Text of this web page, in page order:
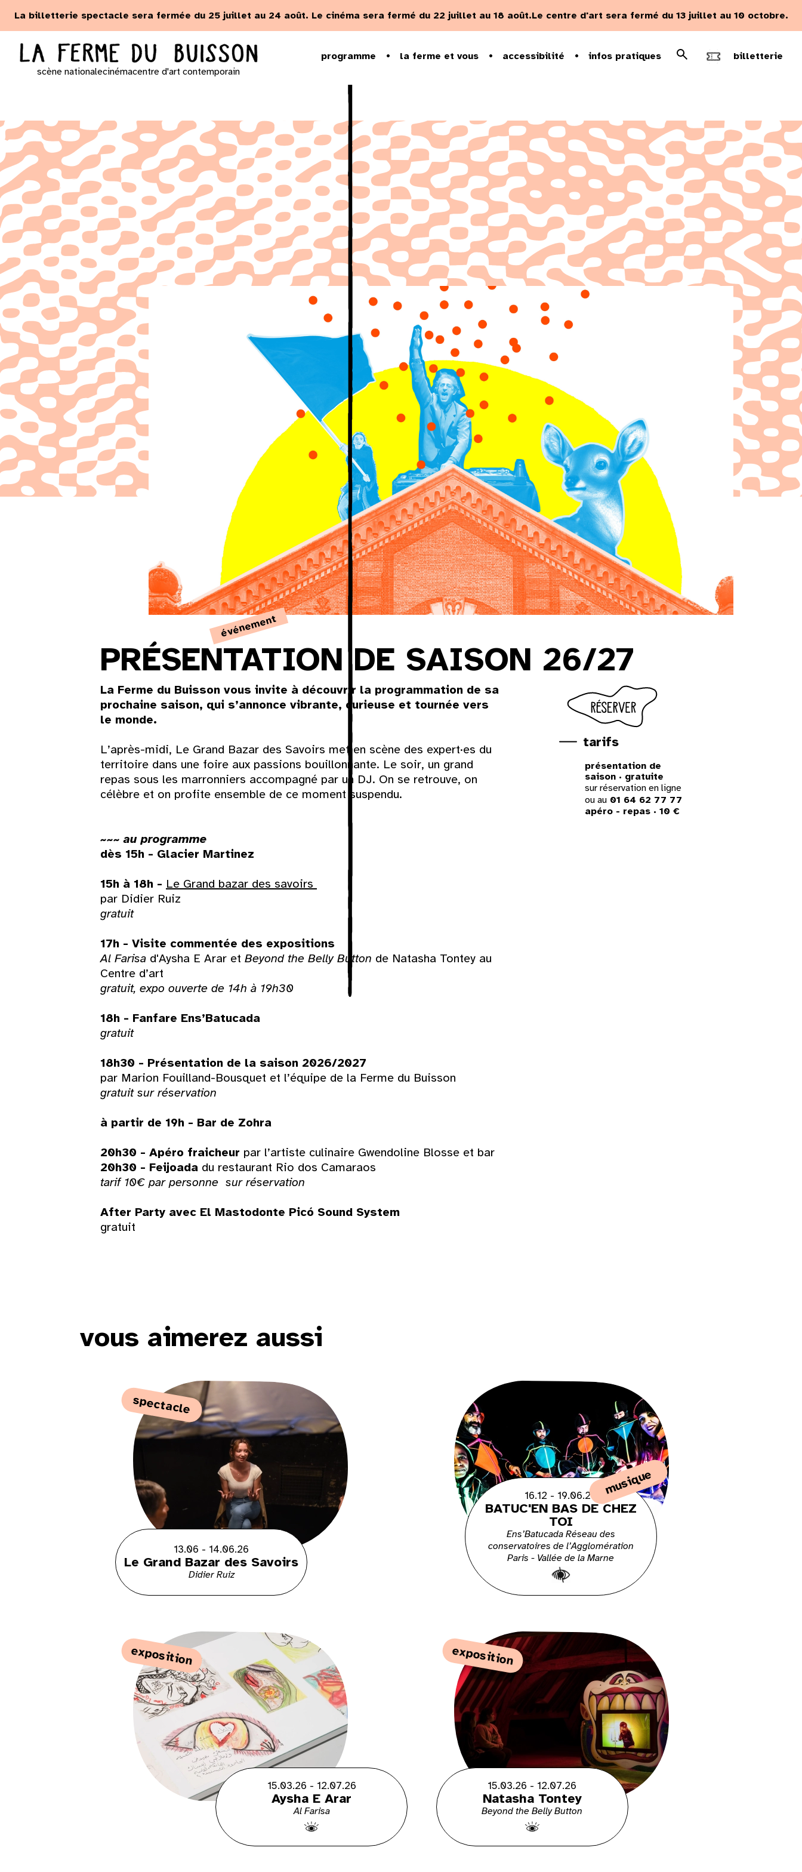
La billetterie spectacle sera fermée du 25 juillet au 24 août. Le cinéma sera fermé du 22 juillet au 18 août.Le centre d'art sera fermé du 13 juillet au 10 octobre.
scène nationalecinémacentre d'art contemporain
programme la ferme et vous accessibilité infos pratiques Recherche
Rechercher billetterie
Mar
1 2
4 5 6 7 8 9
11
18 19 20 21 22 23
25 26 27 28
événement
PRÉSENTATION DE SAISON 26/27
La Ferme du Buisson vous invite à découvrir la programmation de sa
prochaine saison, qui s’annonce vibrante, curieuse et tournée vers
le monde.
L’après-midi, Le Grand Bazar des Savoirs met en scène des expert·es du
territoire dans une foire aux passions bouillonnante. Le soir, un grand
repas sous les marronniers accompagné par un DJ. On se retrouve, on
célèbre et on profite ensemble de ce moment suspendu.
~~~ au programme
dès 15h - Glacier Martinez
15h à 18h - Le Grand bazar des savoirs
par Didier Ruiz
gratuit
17h - Visite commentée des expositions
Al Farisa d'Aysha E Arar et Beyond the Belly Button de Natasha Tontey au
Centre d’art
gratuit, expo ouverte de 14h à 19h30
18h - Fanfare Ens’Batucada
gratuit
18h30 - Présentation de la saison 2026/2027
par Marion Fouilland-Bousquet et l’équipe de la Ferme du Buisson
gratuit sur réservation
à partir de 19h - Bar de Zohra
20h30 - Apéro fraicheur par l’artiste culinaire Gwendoline Blosse et bar
20h30 - Feijoada du restaurant Rio dos Camaraos
tarif 10€ par personne sur réservation
After Party avec El Mastodonte Picó Sound System
gratuit
tarifs
présentation de
saison · gratuite
sur réservationen ligne
ou au 01 64 62 77 77
apéro - repas · 10 €
vous aimerez aussi
spectacle
13.06 - 14.06.26
Le Grand Bazar des Savoirs
Didier Ruiz
musique
16.12 - 19.06.26
BATUC'EN BAS DE CHEZ
TOI
Ens’Batucada Réseau des
conservatoires de l’Agglomération
Paris - Vallée de la Marne
exposition
15.03.26 - 12.07.26
Aysha E Arar
Al Farisa
exposition
15.03.26 - 12.07.26
Natasha Tontey
Beyond the Belly Button